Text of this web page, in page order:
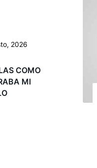
2026
COMO
MI